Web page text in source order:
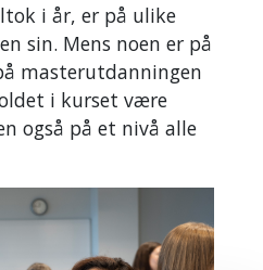
i år, er på ulike
sin. Mens noen er på
masterutdanningen
i kurset være
også på et nivå alle